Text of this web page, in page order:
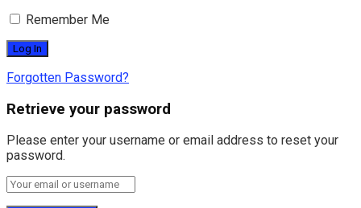
Remember Me
Forgotten Password?
Retrieve your password
Please enter your username or email address to reset your
password.